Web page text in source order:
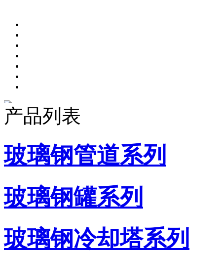
产品列表
玻璃钢管道系列
玻璃钢罐系列
玻璃钢冷却塔系列